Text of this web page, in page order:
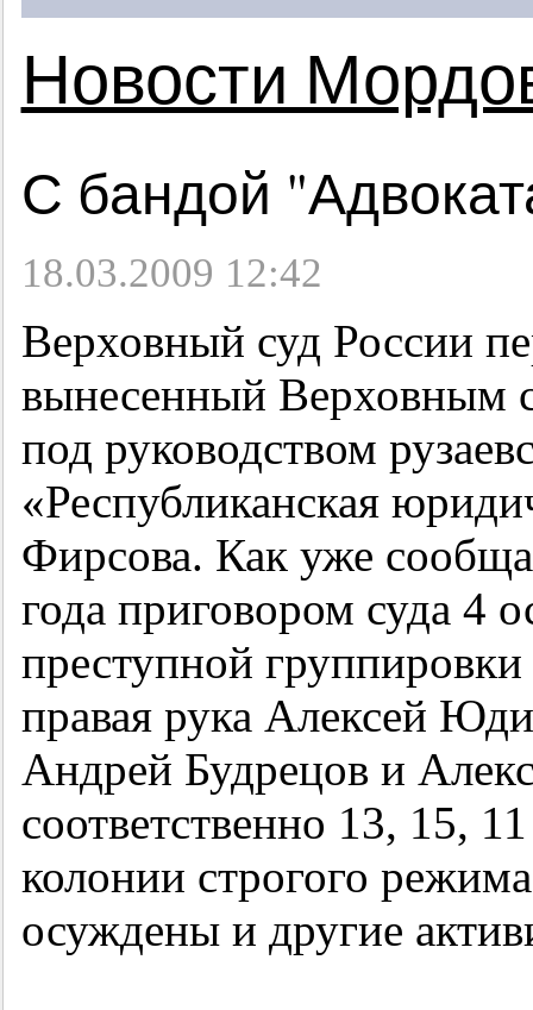
Новости
С бандой
18.03.2009 12:42
Верховный суд России
вынесенный Верховным
под руководством
«Республиканская
Фирсова. Как уже
года приговором суда 4
преступной
правая рука Алексей
Андрей Будрецов и
соответственно 13, 15,
колонии строгого
осуждены и другие